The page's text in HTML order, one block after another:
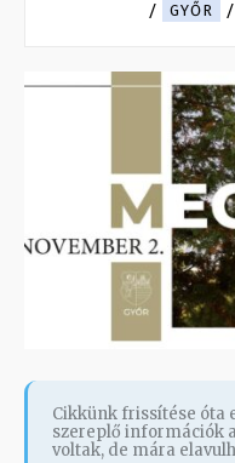
GYŐR
Cikkünk frissítése óta
szereplő információk
voltak, de mára